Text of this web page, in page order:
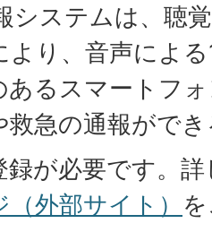
システムは、聴
より、音声によ
あるスマートフ
救急の通報がで
録が必要です。
外部サイト）